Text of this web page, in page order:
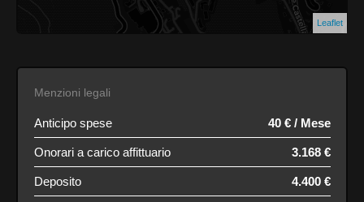
Leaflet
Menzioni legali
Anticipo spese 40 € / Mese
Onorari a carico affittuario 3.168 €
Deposito 4.400 €